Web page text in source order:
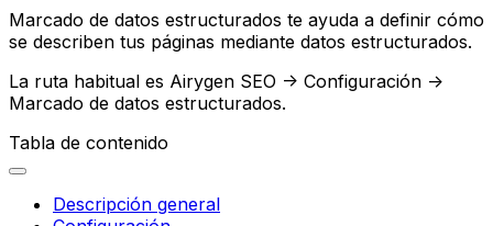
Marcado de datos estructurados te ayuda a definir cómo
se describen tus páginas mediante datos estructurados.
La ruta habitual es Airygen SEO -> Configuración ->
Marcado de datos estructurados.
Tabla de contenido
Descripción general